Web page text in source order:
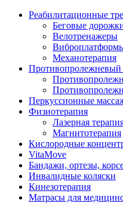
Реабилитационные
Беговые
Велотренажеры
Механотерапия
Противопролежневый
Перкуссионные
Физиотерапия
Лазерная
Магнитотерапия
Кислородные
VitaMove
Бандажи, ортезы,
Инвалидные коляски
Кинезотерапия
Матрасы для